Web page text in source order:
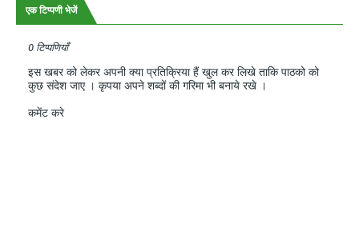
एक टिप्पणी भेजें
0 टिप्पणियाँ
इस खबर को लेकर अपनी क्या प्रतिक्रिया हैं खुल कर लिखे ताकि पाठको को
कुछ संदेश जाए । कृपया अपने शब्दों की गरिमा भी बनाये रखे ।
कमेंट करे